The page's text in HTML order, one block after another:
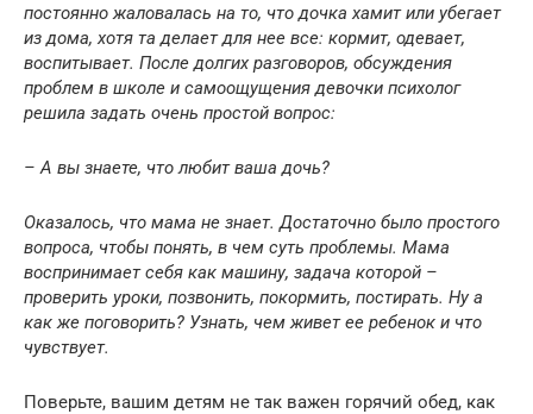
постоянно жаловалась на то, что дочка хамит или убегает
из дома, хотя та делает для нее все: кормит, одевает,
воспитывает. После долгих разговоров, обсуждения
проблем в школе и самоощущения девочки психолог
решила задать очень простой вопрос:
– А вы знаете, что любит ваша дочь?
Оказалось, что мама не знает. Достаточно было простого
вопроса, чтобы понять, в чем суть проблемы. Мама
воспринимает себя как машину, задача которой –
проверить уроки, позвонить, покормить, постирать. Ну а
как же поговорить? Узнать, чем живет ее ребенок и что
чувствует.
Поверьте, вашим детям не так важен горячий обед, как